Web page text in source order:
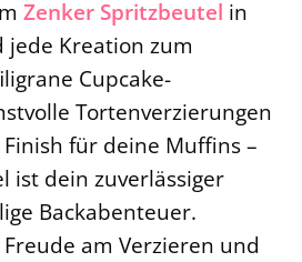
Zenker Spritzbeutel in
Kreation zum
Cupcake-
Tortenverzierungen
für deine Muffins –
ist dein zuverlässiger
Backabenteuer.
am Verzieren und